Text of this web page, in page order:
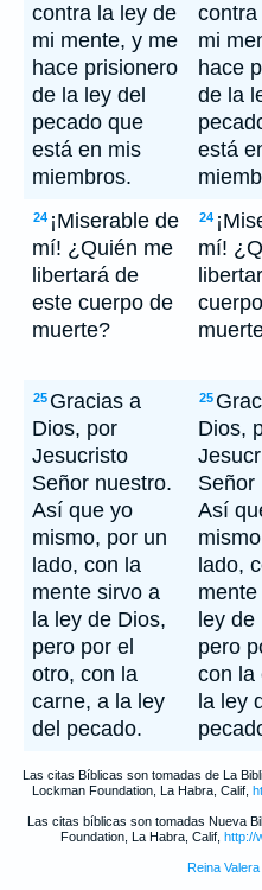
contra la ley de
mi mente, y me
hace prisionero
de la ley del
pecado que
está en mis
miembros.
mi
hace
de la
está
24 ¡Miserable de
mí! ¿Quién me
libertará de
este cuerpo de
muerte?
24
mí!
25 Gracias a
Dios, por
Jesucristo
Señor nuestro.
Así que yo
mismo, por un
lado, con la
mente sirvo a
la ley de Dios,
pero por el
otro, con la
carne, a la ley
del pecado.
25
Dios,
Señor
Así
lado,
ley de
pero
con la
la ley
Las citas Bíblicas son tomadas de La
Lockman Foundation, La Habra, Calif,
Las citas bíblicas son tomadas Nueva
Foundation, La Habra, Calif, http://
Reina